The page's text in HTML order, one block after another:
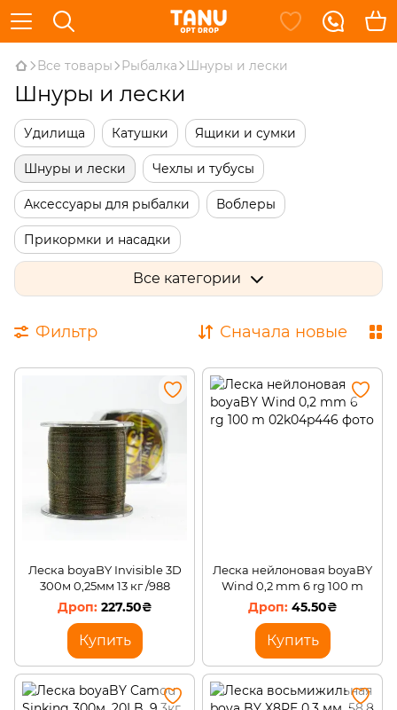
Все товары Рыбалка Шнуры и лески
Шнуры и лески
Удилища Катушки Ящики и сумки
Шнуры и лески Чехлы и тубусы
Аксессуары для рыбалки Воблеры
Прикормки и насадки
Род-поды, подставки под удилища
Оснастки и элементы монтажа
Мягкие приманки
Кораблики для прикорма
Все категории
Фильтр Сначала новые
Леска boyaBY Invisible 3D
300м 0,25мм 13 кг /988
227.50₴
Купить
Леска нейлоновая boyaBY
Wind 0,2 mm 6 rg 100 m
45.50₴
Купить